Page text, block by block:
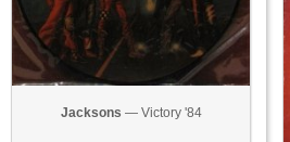
Jacksons — Victory '84